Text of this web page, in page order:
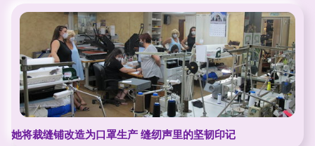
她将裁缝铺改造为口罩生产 缝纫声里的坚韧印记